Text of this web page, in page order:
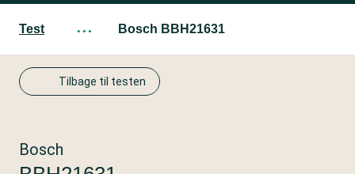
Test ··· Bosch BBH21631
Tilbage til testen
Bosch